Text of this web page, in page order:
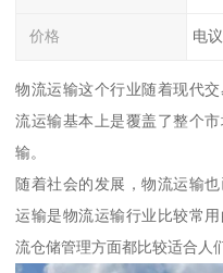
价格 电议
物流运输这个行业随着现代
流运输基本上是覆盖了整个
输。
随着社会的发展，物流运输
运输是物流运输行业比较常
流仓储管理方面都比较适合人